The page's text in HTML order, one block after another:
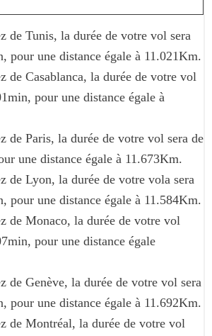
de Tunis, la durée de votre vol sera
pour une distance égale à 11.021Km.
de Casablanca, la durée de votre vol
pour une distance égale à
de Paris, la durée de votre vol sera de
une distance égale à 11.673Km.
de Lyon, la durée de votre vola sera
pour une distance égale à 11.584Km.
de Monaco, la durée de votre vol
pour une distance égale
de Genève, la durée de votre vol sera
pour une distance égale à 11.692Km.
de Montréal, la durée de votre vol